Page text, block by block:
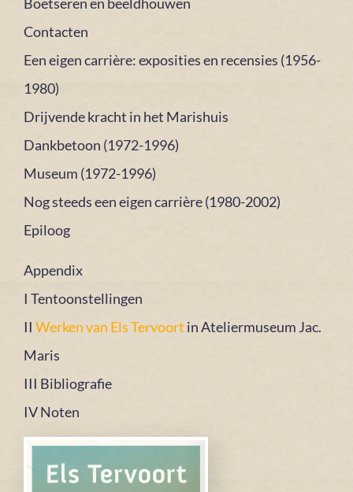
Contacten
Een eigen carrière: exposities en recensies (1956-
1980)
Drijvende kracht in het Marishuis
Dankbetoon (1972-1996)
Museum (1972-1996)
Nog steeds een eigen carrière (1980-2002)
Epiloog
Appendix
I Tentoonstellingen
II Werken van Els Tervoort in Ateliermuseum Jac.
Maris
III Bibliografie
IV Noten